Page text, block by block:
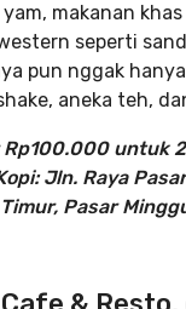
makanan
seperti
pun nggak
aneka teh,
Rp100.000 untuk
Jln. Raya
Timur, Pasar